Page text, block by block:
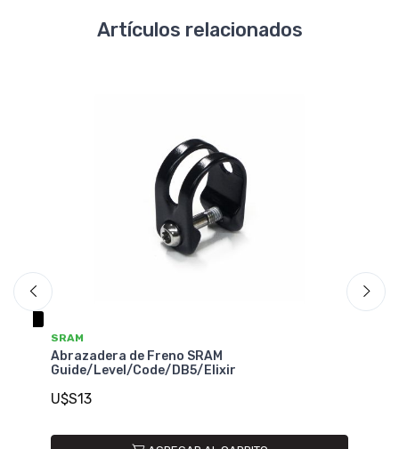
Artículos relacionados
Abrazadera de Freno SRAM Hinge-Clamp
Guide/G2/Level/Code/Elixir/DB Der/Izq